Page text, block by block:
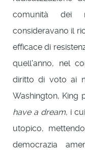
comunità dei
consideravano il
efficace di
quell'anno, nel
diritto di voto ai
Washington, King
have a dream, i
utopico,
democrazia